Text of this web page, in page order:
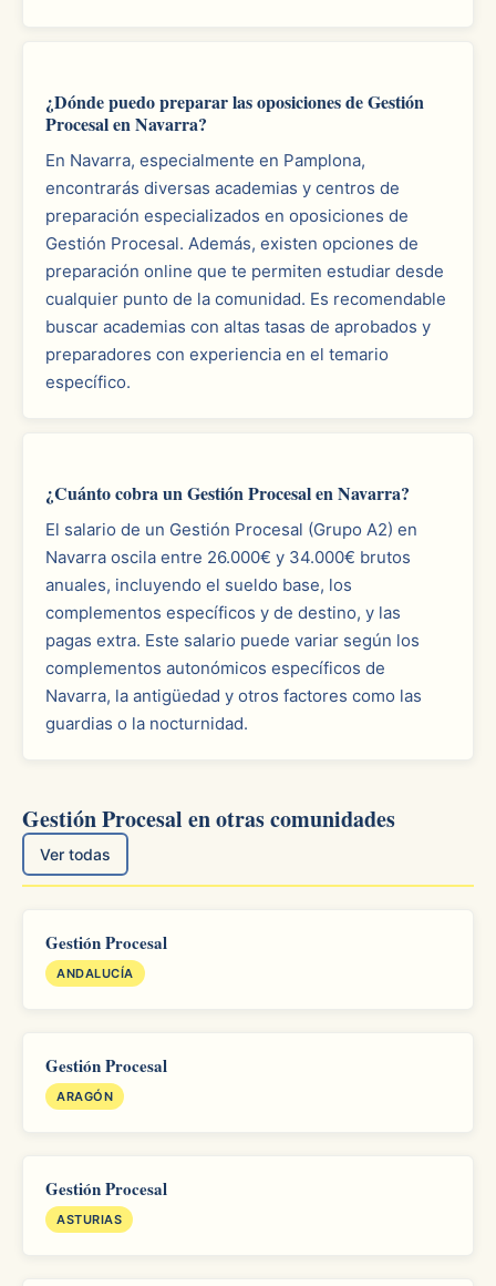
¿Dónde puedo preparar las oposiciones de Gestión
Procesal en Navarra?
En Navarra, especialmente en Pamplona,
encontrarás diversas academias y centros de
preparación especializados en oposiciones de
Gestión Procesal. Además, existen opciones de
preparación online que te permiten estudiar desde
cualquier punto de la comunidad. Es recomendable
buscar academias con altas tasas de aprobados y
preparadores con experiencia en el temario
específico.
¿Cuánto cobra un Gestión Procesal en Navarra?
El salario de un Gestión Procesal (Grupo A2) en
Navarra oscila entre 26.000€ y 34.000€ brutos
anuales, incluyendo el sueldo base, los
complementos específicos y de destino, y las
pagas extra. Este salario puede variar según los
complementos autonómicos específicos de
Navarra, la antigüedad y otros factores como las
guardias o la nocturnidad.
Gestión Procesal en otras comunidades
Ver todas
Gestión Procesal
ANDALUCÍA
Gestión Procesal
ARAGÓN
Gestión Procesal
ASTURIAS